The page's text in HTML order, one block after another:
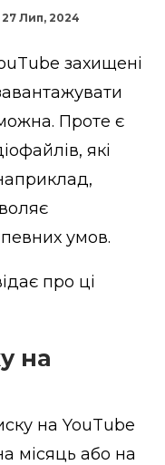
27 Лип, 2024
захищені
Проте є
які
умов.
про ці
на
на YouTube
місяць або на